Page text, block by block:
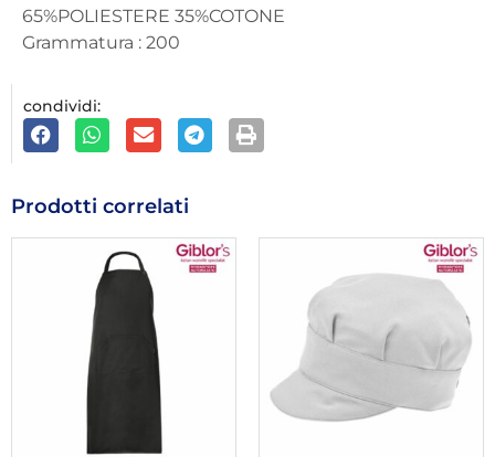
65%POLIESTERE 35%COTONE
Grammatura : 200
condividi:
Prodotti correlati